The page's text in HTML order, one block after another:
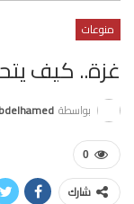
منوعات
غزة.. كيف
بواسطة
0
شارك